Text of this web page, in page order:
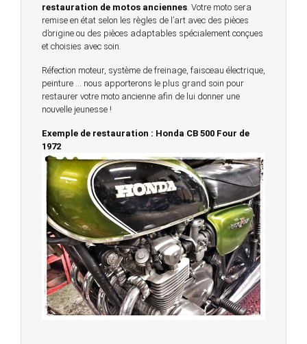
restauration de motos anciennes . Votre moto sera
remise en état selon les règles de l’art avec des pièces
d’origine ou des pièces adaptables spécialement conçues
et choisies avec soin.
Réfection moteur, système de freinage, faisceau électrique,
peinture … nous apporterons le plus grand soin pour
restaurer votre moto ancienne afin de lui donner une
nouvelle jeunesse !
Exemple de restauration : Honda CB 500 Four de
1972
© 2023 -Chambourcy Motos 78 - 7bis chemin de la
Forêt - 78240 - Chambourcy -
Garage Motos et Scooters depuis 20 ans à votre
service entre Saint Germain en Laye et Poissy
Achat de motos et scooters - Dépôt vente - Réparation
- Concessionnaire Voge - Concessionnaire
Multimarques